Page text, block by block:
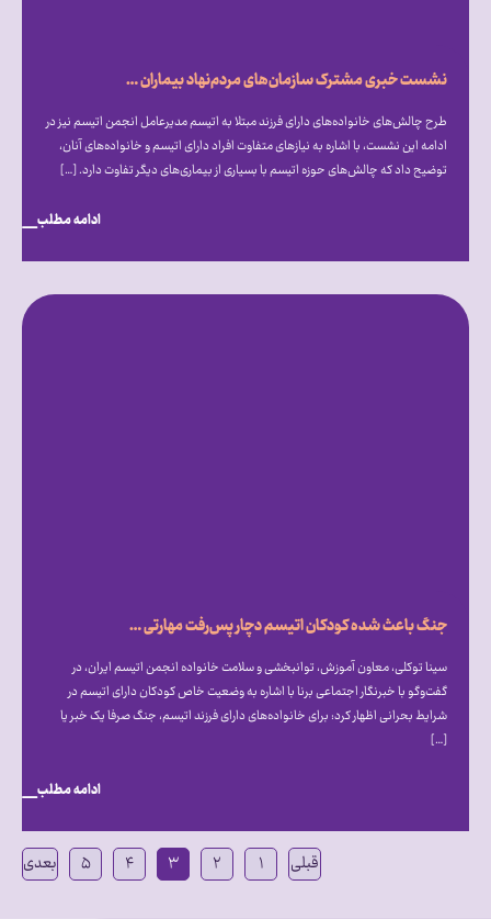
نشست خبری مشترک سازمان‌های مردم‌نهاد بیماران خاص، با محور بررسی تأثیر تحریم‌ها و شرایط ناشی از جنگ بر روند درمان بیماران
طرح چالش‌های خانواده‌های دارای فرزند مبتلا به اتیسم مدیرعامل انجمن اتیسم نیز در
ادامه این نشست، با اشاره به نیازهای متفاوت افراد دارای اتیسم و خانواده‌های آنان،
توضیح داد که چالش‌های حوزه اتیسم با بسیاری از بیماری‌های دیگر تفاوت دارد. […]
ادامه مطلب
جنگ باعث شده کودکان اتیسم دچار پس‌رفت مهارتی شوند
سینا توکلی، معاون آموزش، توانبخشی و سلامت خانواده انجمن اتیسم ایران، در
گفت‌و‌گو با خبرنگار اجتماعی برنا با اشاره به وضعیت خاص کودکان دارای اتیسم در
شرایط بحرانی اظهار کرد: برای خانواده‌های دارای فرزند اتیسم، جنگ صرفا یک خبر یا
[…]
ادامه مطلب
قبلی ۱ ۲ ۳ ۴ ۵ بعدی